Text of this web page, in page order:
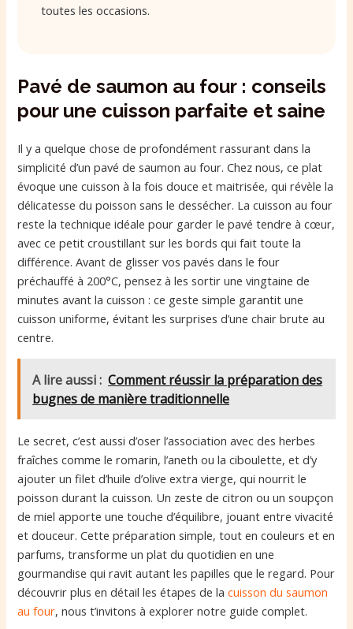
toutes les occasions.
Pavé de saumon au four : conseils
pour une cuisson parfaite et saine
Il y a quelque chose de profondément rassurant dans la
simplicité d’un pavé de saumon au four. Chez nous, ce plat
évoque une cuisson à la fois douce et maitrisée, qui révèle la
délicatesse du poisson sans le dessécher. La cuisson au four
reste la technique idéale pour garder le pavé tendre à cœur,
avec ce petit croustillant sur les bords qui fait toute la
différence. Avant de glisser vos pavés dans le four
préchauffé à 200°C, pensez à les sortir une vingtaine de
minutes avant la cuisson : ce geste simple garantit une
cuisson uniforme, évitant les surprises d’une chair brute au
centre.
A lire aussi : Comment réussir la préparation des
bugnes de manière traditionnelle
Le secret, c’est aussi d’oser l’association avec des herbes
fraîches comme le romarin, l’aneth ou la ciboulette, et d’y
ajouter un filet d’huile d’olive extra vierge, qui nourrit le
poisson durant la cuisson. Un zeste de citron ou un soupçon
de miel apporte une touche d’équilibre, jouant entre vivacité
et douceur. Cette préparation simple, tout en couleurs et en
parfums, transforme un plat du quotidien en une
gourmandise qui ravit autant les papilles que le regard. Pour
découvrir plus en détail les étapes de lacuisson du saumon
au four, nous t’invitons à explorer notre guide complet.